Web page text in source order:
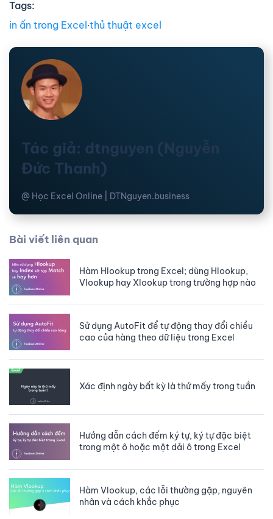
Tags:
in ấn trong Excel∙thủ thuật excel
Tác giả: dtnguyen (Nguyễn
Đức Thanh)
@ Học Excel Online | DTNguyen.business
Bài viết liên quan
Hàm Hlookup trong Excel; dùng Hlookup,
Vlookup hay Xlookup trong trường hợp nào
Sử dụng AutoFit để tự động thay đổi chiều
cao của hàng theo dữ liệu trong Excel
Xác định ngày bất kỳ là thứ mấy trong tuần
Hướng dẫn cách đếm ký tự, ký tự đặc biệt
trong một ô hoặc một dải ô trong Excel
Hàm Vlookup, các lỗi thường gặp, nguyên
nhân và cách khắc phục